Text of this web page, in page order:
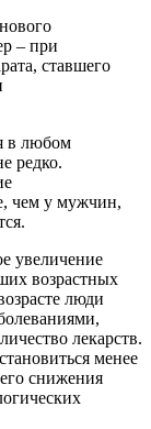
– при
ставшего
в любом
редко.
чем у мужчин,
увеличение
возрастных
люди
лекарств.
менее
снижения